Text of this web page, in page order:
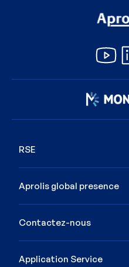
RSE
Aprolis global presence
Contactez-nous
Application Service